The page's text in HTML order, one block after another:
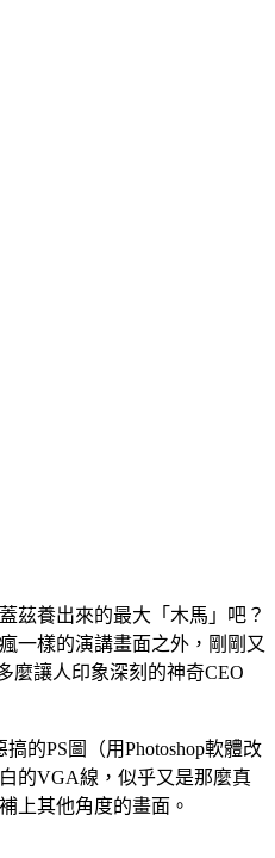
茲養出來的最大「木馬」吧？
一樣的演講畫面之外，剛剛又
麼讓人印象深刻的神奇CEO
的PS圖（用Photoshop軟體改
的VGA線，似乎又是那麼真
上其他角度的畫面。